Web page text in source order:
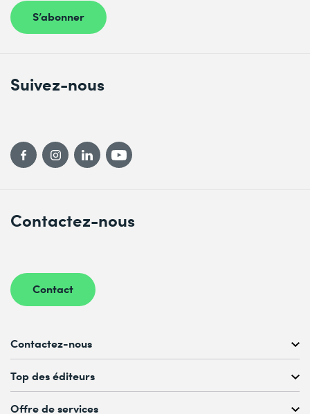
S’abonner
Contactez-nous
Contact
Suivez-nous
Contactez-nous
Conseil personnalisé au
022 738 80 80 ou 021 321 65 00
Top des éditeurs
Offre de services